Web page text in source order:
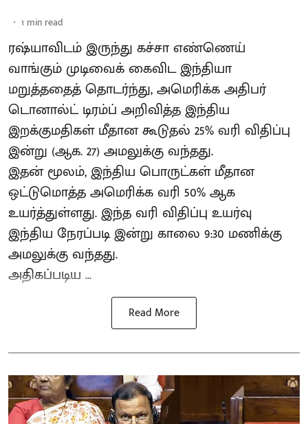
1 min read
ரஷ்யாவிடம் இருந்து கச்சா எண்ணெய்
வாங்கும் முடிவைக் கைவிட இந்தியா
மறுத்ததைத் தொடர்ந்து, அமெரிக்க அதிபர்
டொனால்ட் டிரம்ப் அறிவித்த இந்திய
இறக்குமதிகள் மீதான கூடுதல் 25% வரி விதிப்பு
இன்று (ஆக. 27) அமலுக்கு வந்தது.
இதன் மூலம், இந்திய பொருட்கள் மீதான
ஒட்டுமொத்த அமெரிக்க வரி 50% ஆக
உயர்த்துள்ளது. இந்த வரி விதிப்பு உயர்வு
இந்திய நேரப்படி இன்று காலை 9:30 மணிக்கு
அமலுக்கு வந்தது.
அதிகப்படிய ...
Read More